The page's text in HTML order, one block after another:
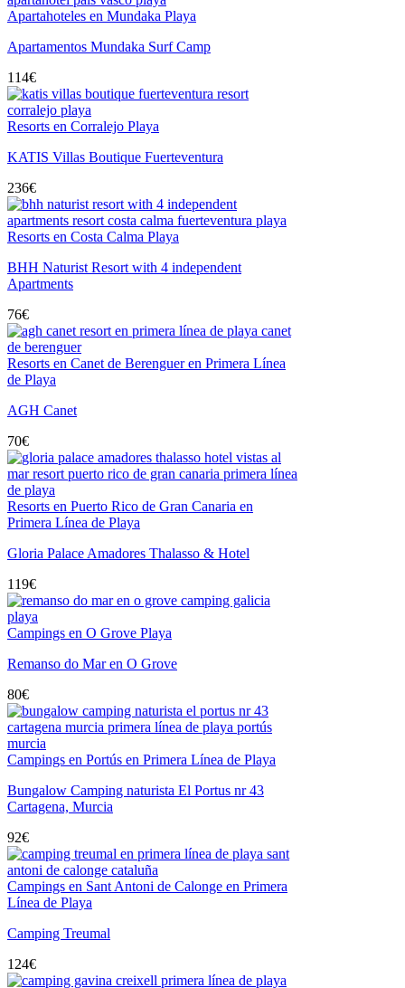
Apartahoteles en Mundaka Playa
Apartamentos Mundaka Surf Camp
114€
Resorts en Corralejo Playa
KATIS Villas Boutique Fuerteventura
236€
Resorts en Costa Calma Playa
BHH Naturist Resort with 4 independent
Apartments
76€
Resorts en Canet de Berenguer en Primera Línea
de Playa
AGH Canet
70€
Resorts en Puerto Rico de Gran Canaria en
Primera Línea de Playa
Gloria Palace Amadores Thalasso & Hotel
119€
Campings en O Grove Playa
Remanso do Mar en O Grove
80€
Campings en Portús en Primera Línea de Playa
Bungalow Camping naturista El Portus nr 43
Cartagena, Murcia
92€
Campings en Sant Antoni de Calonge en Primera
Línea de Playa
Camping Treumal
124€